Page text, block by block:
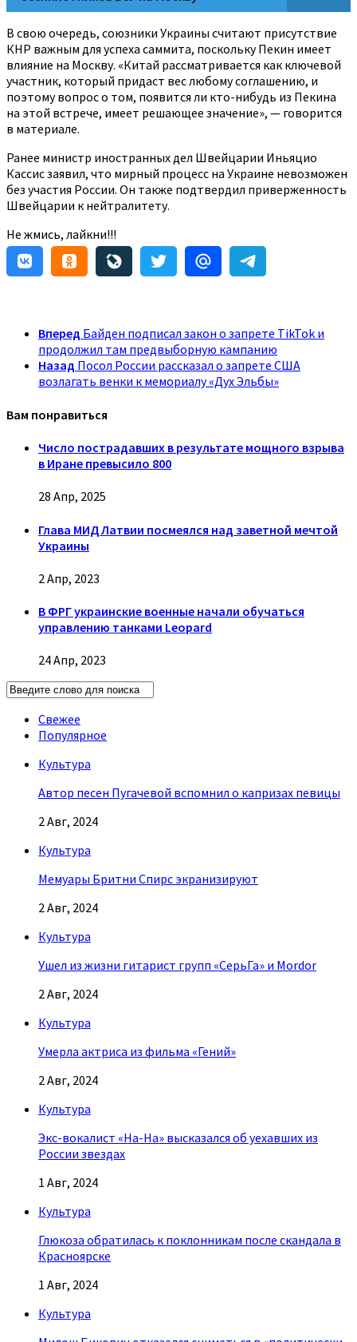
В свою очередь, союзники Украины считают присутствие
КНР важным для успеха саммита, поскольку Пекин имеет
влияние на Москву. «Китай рассматривается как ключевой
участник, который придаст вес любому соглашению, и
поэтому вопрос о том, появится ли кто-нибудь из Пекина
на этой встрече, имеет решающее значение», — говорится
в материале.
Ранее министр иностранных дел Швейцарии Иньяцио
Кассис заявил, что мирный процесс на Украине невозможен
без участия России. Он также подтвердил приверженность
Швейцарии к нейтралитету.
Не жмись, лайкни!!!
Вперед Байден подписал закон о запрете TikTok и
продолжил там предвыборную кампанию
Назад Посол России рассказал о запрете США
возлагать венки к мемориалу «Дух Эльбы»
Вам понравиться
Число пострадавших в результате мощного взрыва
в Иране превысило 800
28 Апр, 2025
Глава МИД Латвии посмеялся над заветной мечтой
Украины
2 Апр, 2023
В ФРГ украинские военные начали обучаться
управлению танками Leopard
24 Апр, 2023
Свежее
Популярное
Культура
Автор песен Пугачевой вспомнил о капризах певицы
2 Авг, 2024
Культура
Мемуары Бритни Спирс экранизируют
2 Авг, 2024
Культура
Ушел из жизни гитарист групп «СерьГа» и Mordor
2 Авг, 2024
Культура
Умерла актриса из фильма «Гений»
2 Авг, 2024
Культура
Экс-вокалист «На-На» высказался об уехавших из
России звездах
1 Авг, 2024
Культура
Глюкоза обратилась к поклонникам после скандала в
Красноярске
1 Авг, 2024
Культура